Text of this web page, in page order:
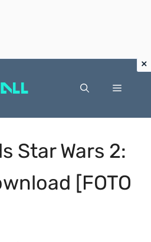
Menu
Star Wars 2:
[FOTO